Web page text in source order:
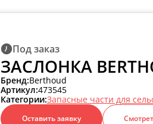
Под заказ
ЗАСЛОНКА
Бренд:Berthoud
Артикул:473545
Категории:Запасные части для
Оставить заявку